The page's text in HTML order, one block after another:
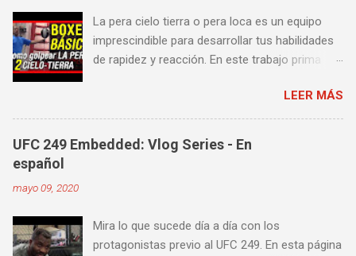
La pera cielo tierra o pera loca es un equipo
imprescindible para desarrollar tus habilidades
de rapidez y reacción. En este trabajo prima
fuerza o la contundencia. Este trabajo también
es fenomenal para desarrollar esquives y
contra golpes a alta velocidad; así como
también las entradas rápidas para acortar
algunos videos donde puedes aprender a
golpear la pera cielo tierra o pera loca. En esta
LEER MÁS
UFC 249 Embedded: Vlog Series - En
español
mayo 09, 2020
Mira lo que sucede día a día con los
protagonistas previo al UFC 249. En esta página